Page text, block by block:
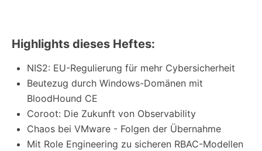
Highlights dieses Heftes:
NIS2: EU-Regulierung für mehr Cybersicherheit
Beutezug durch Windows-Domänen mit
BloodHound CE
Coroot: Die Zukunft von Observability
Chaos bei VMware - Folgen der Übernahme
Mit Role Engineering zu sicheren RBAC-Modellen